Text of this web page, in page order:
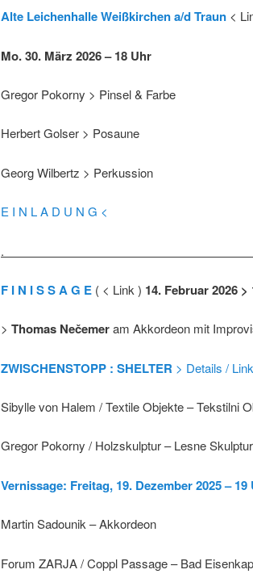
Alte Leichenhalle Weißkirchen a/d Traun <
Mo. 30. März 2026 – 18 Uhr
Gregor Pokorny > Pinsel & Farbe
Herbert Golser > Posaune
Georg Wilbertz > Perkussion
E I N L A D U N G <
.
F I N I S S A G E ( < Link ) 14. Februar 2026 >
> Thomas Nečemeram Akkordeon mit
ZWISCHENSTOPP : SHELTER > Details / Link
Sibylle von Halem / Textile Objekte – Tekstilni
Gregor Pokorny / Holzskulptur – Lesne
Vernissage: Freitag, 19. Dezember 2025 – 19
Martin Sadounik – Akkordeon
Forum ZARJA / Coppl Passage – Bad